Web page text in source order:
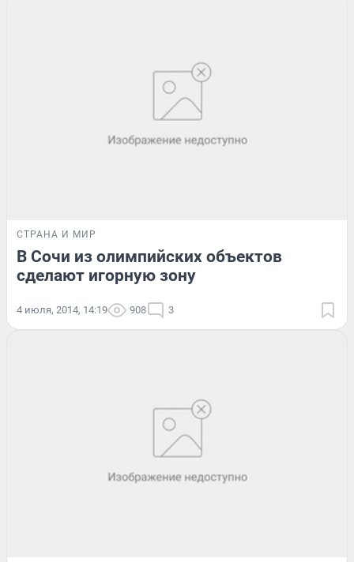
СТРАНА И МИР
В Сочи из олимпийских объектов
сделают игорную зону
4 июля, 2014, 14:19 908 3